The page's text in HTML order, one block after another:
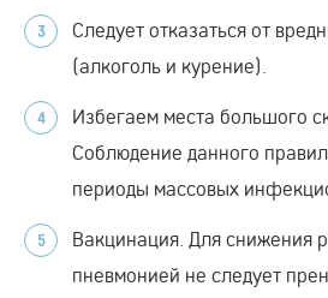
Следует отказаться от
(алкоголь и курение).
Избегаем места большого
Соблюдение данного
периоды массовых
Вакцинация. Для снижения
пневмонией не следует